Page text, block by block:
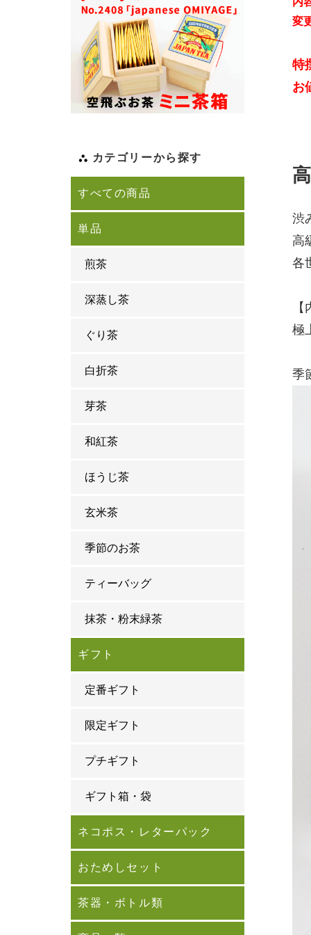
変
特
お
渋
高
各
極
季
カテゴリーから探す
すべての商品
単品
煎茶
深蒸し茶
ぐり茶
白折茶
芽茶
和紅茶
ほうじ茶
玄米茶
季節のお茶
ティーバッグ
抹茶・粉末緑茶
ギフト
定番ギフト
限定ギフト
プチギフト
ギフト箱・袋
ネコポス・レターパック
おためしセット
茶器・ボトル類